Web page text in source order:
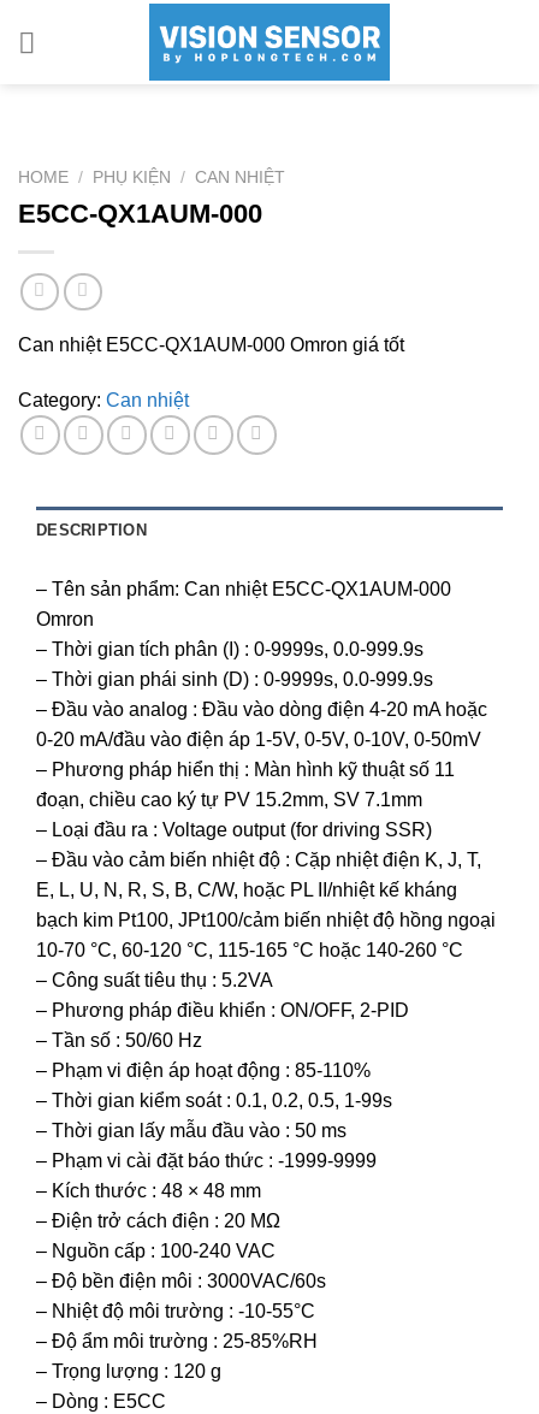
HOME / PHỤ KIỆN / CAN NHIỆT
E5CC-QX1AUM-000
Can nhiệt E5CC-QX1AUM-000 Omron giá tốt
Category: Can nhiệt
DESCRIPTION
– Tên sản phẩm: Can nhiệt E5CC-QX1AUM-000
Omron
– Thời gian tích phân (I) : 0-9999s, 0.0-999.9s
– Thời gian phái sinh (D) : 0-9999s, 0.0-999.9s
– Đầu vào analog : Đầu vào dòng điện 4-20 mA hoặc
0-20 mA/đầu vào điện áp 1-5V, 0-5V, 0-10V, 0-50mV
– Phương pháp hiển thị : Màn hình kỹ thuật số 11
đoạn, chiều cao ký tự PV 15.2mm, SV 7.1mm
– Loại đầu ra : Voltage output (for driving SSR)
– Đầu vào cảm biến nhiệt độ : Cặp nhiệt điện K, J, T,
E, L, U, N, R, S, B, C/W, hoặc PL II/nhiệt kế kháng
bạch kim Pt100, JPt100/cảm biến nhiệt độ hồng ngoại
10-70 °C, 60-120 °C, 115-165 °C hoặc 140-260 °C
– Công suất tiêu thụ : 5.2VA
– Phương pháp điều khiển : ON/OFF, 2-PID
– Tần số : 50/60 Hz
– Phạm vi điện áp hoạt động : 85-110%
– Thời gian kiểm soát : 0.1, 0.2, 0.5, 1-99s
– Thời gian lấy mẫu đầu vào : 50 ms
– Phạm vi cài đặt báo thức : -1999-9999
– Kích thước : 48 × 48 mm
– Điện trở cách điện : 20 MΩ
– Nguồn cấp : 100-240 VAC
– Độ bền điện môi : 3000VAC/60s
– Nhiệt độ môi trường : -10-55°C
– Độ ẩm môi trường : 25-85%RH
– Trọng lượng : 120 g
– Dòng : E5CC